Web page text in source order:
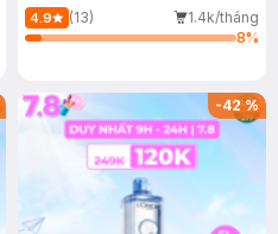
Nước Tẩy Trang Bí Đao 500ml
4.9 (13)
1.4k/tháng
8%
-42%